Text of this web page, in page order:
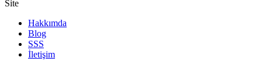
Site
Hakkımda
Blog
SSS
İletişim